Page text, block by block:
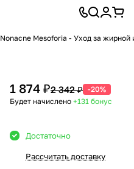
Nonacne Mesoforia - Уход за
1 874 ₽2 342 ₽ -20%
Будет начислено +131 бонус
Достаточно
Рассчитать доставку